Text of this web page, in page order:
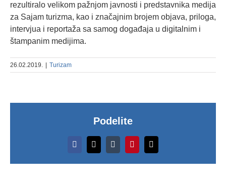
rezultiralo velikom pažnjom javnosti i predstavnika medija
za Sajam turizma, kao i značajnim brojem objava, priloga,
intervjua i reportaža sa samog događaja u digitalnim i
štampanim medijima.
26.02.2019. Turizam
Podelite
Facebook
X TumblrPinterestEmail
Više